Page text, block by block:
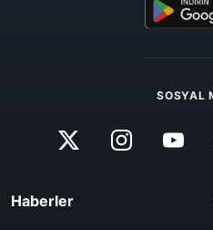
SOSYAL
Haberler